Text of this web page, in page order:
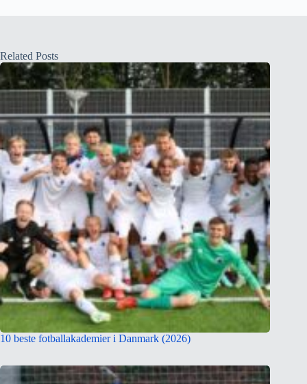
Related Posts
10 beste fotballakademier i Danmark (2026)